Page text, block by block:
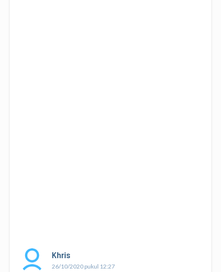
Khris
26/10/2020 pukul 12:27